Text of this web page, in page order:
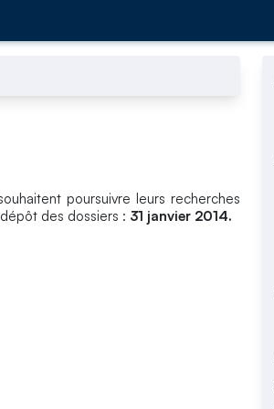
poursuivre leurs recherches
des dossiers : 31 janvier 2014.